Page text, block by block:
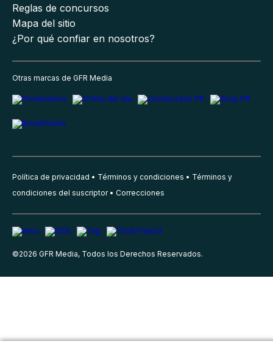
Reglas de concursos
Mapa del sitio
¿Por qué confiar en nosotros?
Otras marcas de GFR Media
Política de privacidad Términos y condiciones
Términos y
condiciones del suscriptor
Correcciones
©2026 GFR Media, Todos los Derechos Reservados.